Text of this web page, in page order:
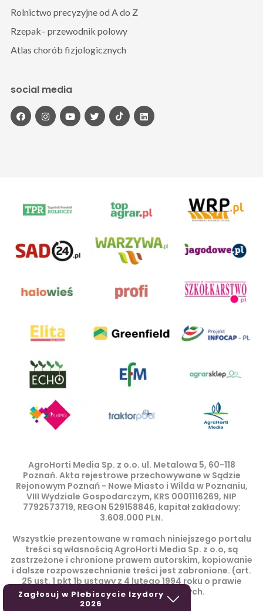
Zagłosuj w Plebiscycie Izydory
2026
Rolnictwo precyzyjne od A do Z
Rzepak– przewodnik polowy
Atlas chorób fizjologicznych
social media
AgroHorti Media Sp. z o.o. ul. Metalowa 5, 60-118
Poznań. Akta rejestrowe przechowywane w Sądzie
Rejonowym Poznań - Nowe Miasto i Wilda w Poznaniu,
VIII Wydziale Gospodarczym, KRS 0001116269, NIP
7792573719, REGON 529158846, kapitał zakładowy:
3.608.000 PLN.
Wszystkie prezentowane w ramach niniejszego portalu
treści są własnością AgroHorti Media Sp. z o.o, są
zastrzeżone i chronione prawem autorskim, kopiowanie
i dalsze rozpowszechnianie treści jest zabronione. (art.
25 ust. 1 pkt 1b ustawy z 4 lutego 1994 roku o prawie
autorskim i prawach pokrewnych.